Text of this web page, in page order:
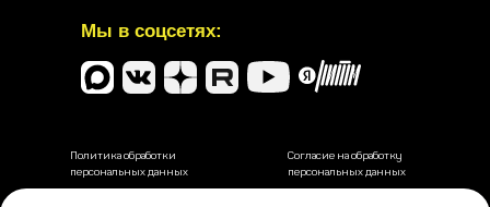
Мы в соцсетях:
Политика обработки
персональных данных
Согласие на обработку
персональных данных